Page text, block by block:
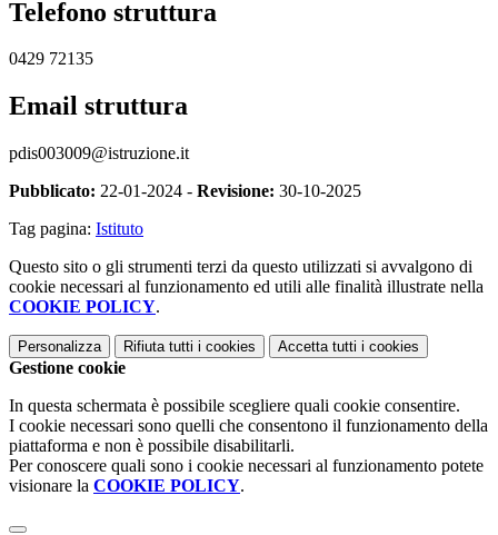
Telefono struttura
0429 72135
Email struttura
pdis003009@istruzione.it
Pubblicato: 22-01-2024 - Revisione: 30-10-2025
Tag pagina: Istituto
Questo sito o gli strumenti terzi da questo utilizzati si avvalgono di
cookie necessari al funzionamento ed utili alle finalità illustrate nella
COOKIE POLICY.
Personalizza Rifiuta tutti i cookies Accetta tutti i cookies
Gestione cookie
In questa schermata è possibile scegliere quali cookie consentire.
I cookie necessari sono quelli che consentono il funzionamento della
piattaforma e non è possibile disabilitarli.
Per conoscere quali sono i cookie necessari al funzionamento potete
visionare la COOKIE POLICY.